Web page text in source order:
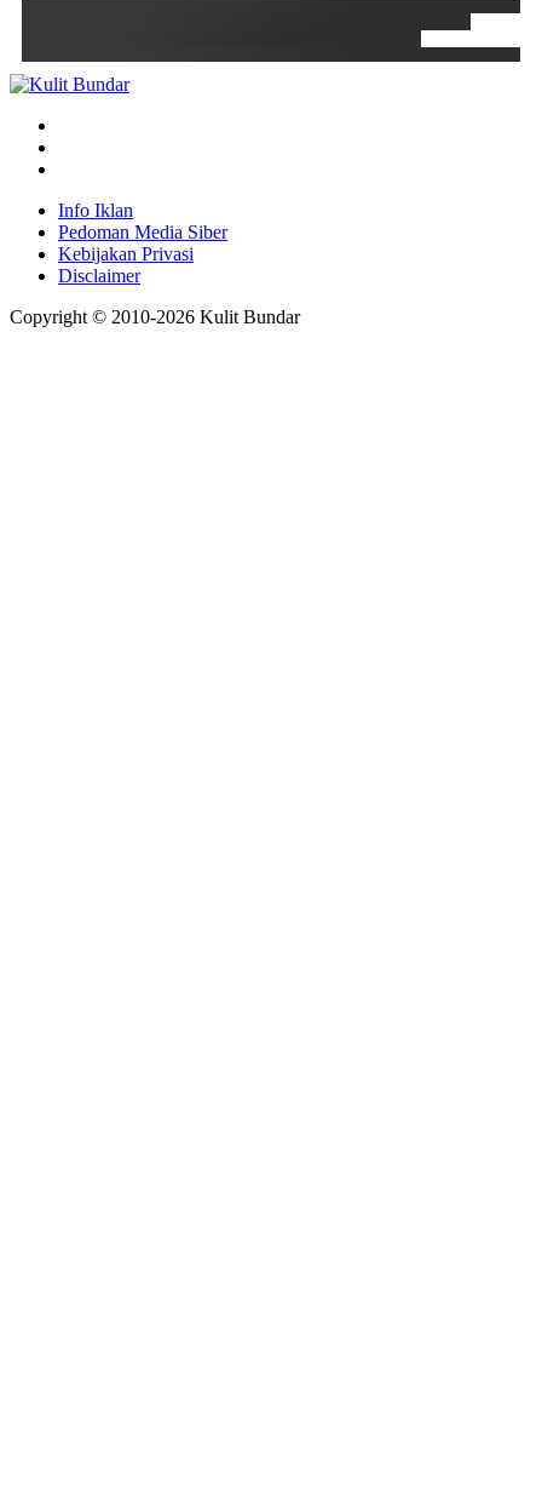
Info Iklan
Pedoman Media Siber
Kebijakan Privasi
Disclaimer
Copyright © 2010-2026 Kulit Bundar